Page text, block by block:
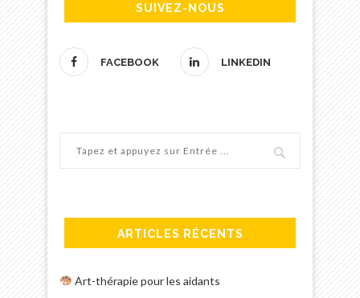
SUIVEZ-NOUS
FACEBOOK LINKEDIN
ARTICLES RÉCENTS
Art-thérapie pour les aidants